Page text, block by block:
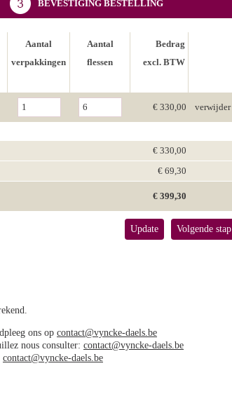
BEVESTIGING BESTELLING
Aantal
verpakkingen
Aantal
flessen
Bedrag
excl. BTW
€ 330,00 verwijder
€ 330,00
€ 69,30
€ 399,30
Volgende stap
Update
ons op contact@vyncke-daels.be
nous consulter: contact@vyncke-daels.be
contact@vyncke-daels.be